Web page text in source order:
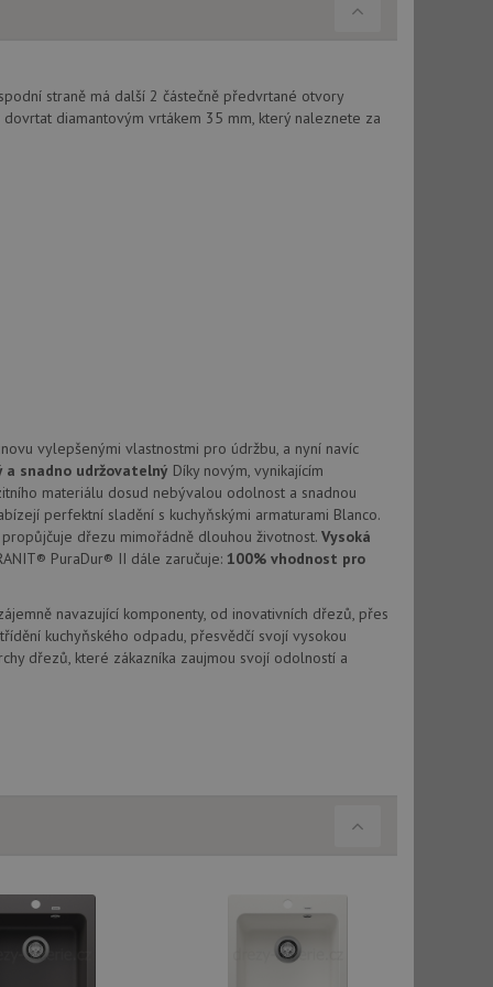
straně má další 2 částečně předvrtané otvory
diamantovým vrtákem 35 mm, který naleznete za
vylepšenými vlastnostmi pro údržbu, a nyní navíc
snadno udržovatelný Díky novým, vynikajícím
materiálu dosud nebývalou odolnost a snadnou
perfektní sladění s kuchyňskými armaturami Blanco.
dřezu mimořádně dlouhou životnost. Vysoká
PuraDur® II dále zaručuje: 100% vhodnost pro
navazující komponenty, od inovativních dřezů, přes
kuchyňského odpadu, přesvědčí svojí vysokou
dřezů, které zákazníka zaujmou svojí odolností a
k
cookie
Script.com
požadavku
relace.
Zaznamenává
Doubleclick a
používá
koncový uživatel
ale pokud je
ale pokud je
sledování
sledování
vložená do
používá novou